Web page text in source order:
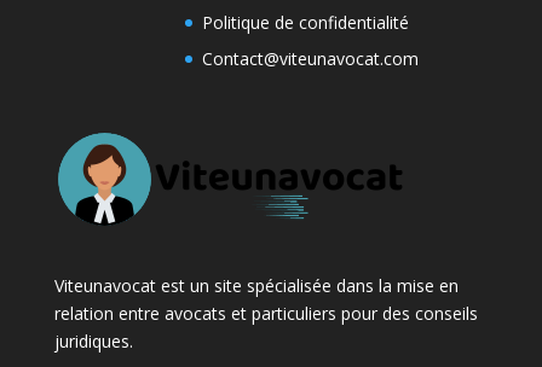
Politique de confidentialité
Contact@viteunavocat.com
Viteunavocat est un site spécialisée dans la mise en
relation entre avocats et particuliers pour des conseils
juridiques.